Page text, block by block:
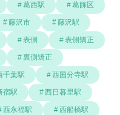
葛西駅 葛飾区
藤沢市 藤沢駅
表側 表側矯正
裏側矯正
千葉駅 西国分寺駅
宿駅 西日暮里駅
西永福駅 西船橋駅